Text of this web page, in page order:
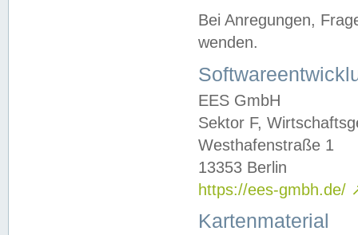
Bei Anregungen,
wenden.
EES GmbH
Sektor F,
Westhafenstraße 1
13353 Berlin
https://ees-gmbh.de/
Kartenmaterial